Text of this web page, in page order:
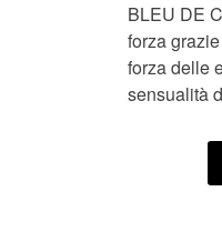
BLEU DE
forza
forza delle
sensualità